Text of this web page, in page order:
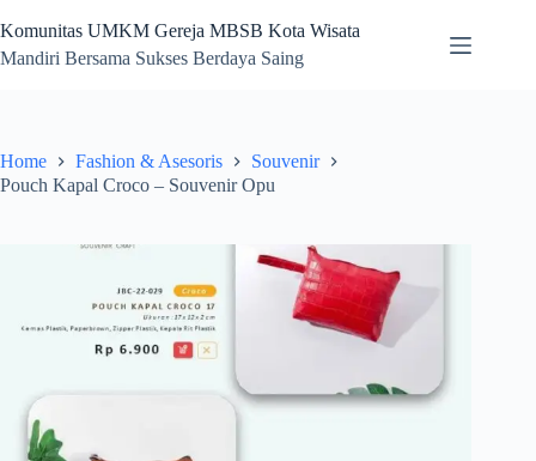
to
content
Komunitas UMKM Gereja MBSB Kota Wisata
Mandiri Bersama Sukses Berdaya Saing
Home Fashion & Asesoris
Souvenir
Pouch Kapal Croco – Souvenir Opu